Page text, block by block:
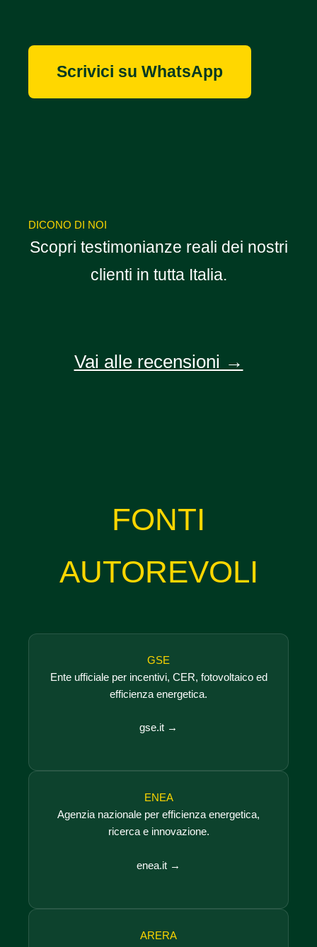
Scrivici su WhatsApp
DICONO DI NOI
Scopri testimonianze reali dei nostri
clienti in tutta Italia.
Vai alle recensioni →
FONTI
AUTOREVOLI
GSE
Ente ufficiale per incentivi, CER, fotovoltaico ed
efficienza energetica.
gse.it →
ENEA
Agenzia nazionale per efficienza energetica,
ricerca e innovazione.
enea.it →
ARERA